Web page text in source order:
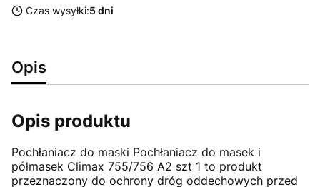
Czas wysyłki:5 dni
Opis
Opis produktu
Pochłaniacz do maski Pochłaniacz do masek i
półmasek Climax 755/756 A2 szt 1 to produkt
przeznaczony do ochrony dróg oddechowych przed